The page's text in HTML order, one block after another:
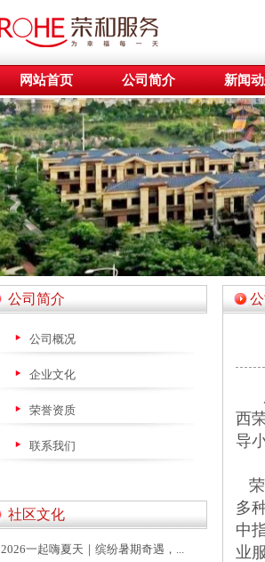
网站首页 公司简介 新闻
公司简介
公司概况
企业文化
荣誉资质
联系我们
社区文化
2026一起嗨夏天｜缤纷暑期奇遇，...
西
导
荣
多
中
业